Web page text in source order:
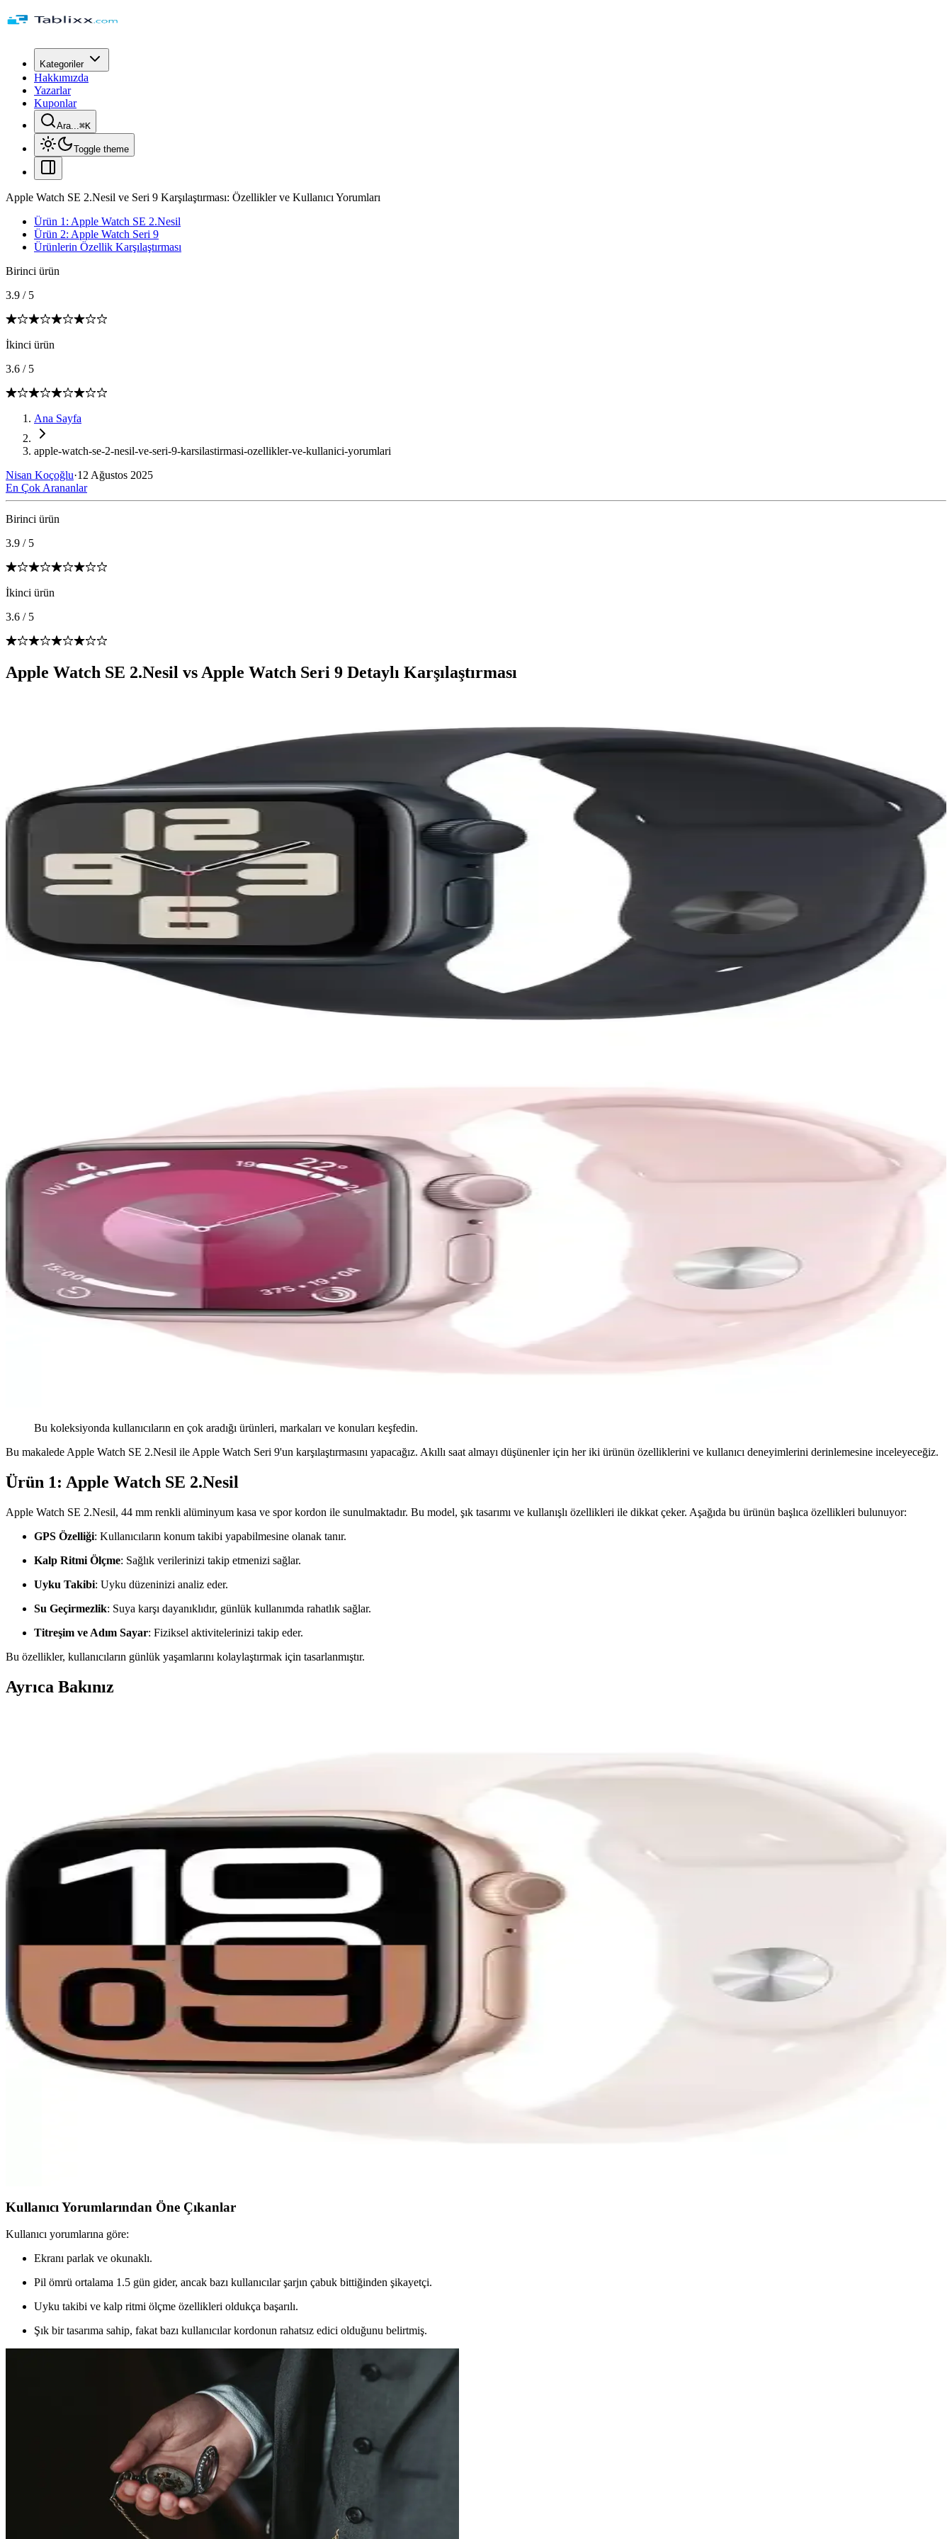
Kategoriler
Hakkımızda
Yazarlar
Kuponlar
Ara...⌘K
Toggle theme
Apple Watch SE 2.Nesil ve Seri 9 Karşılaştırması: Özellikler ve Kullanıcı Yorumları
Ürün 1: Apple Watch SE 2.Nesil
Ürün 2: Apple Watch Seri 9
Ürünlerin Özellik Karşılaştırması
Birinci ürün
3.9 / 5
İkinci ürün
3.6 / 5
Ana Sayfa
apple-watch-se-2-nesil-ve-seri-9-karsilastirmasi-ozellikler-ve-kullanici-yorumlari
Nisan Koçoğlu·12 Ağustos 2025
En Çok Arananlar
Birinci ürün
3.9 / 5
İkinci ürün
3.6 / 5
Apple Watch SE 2.Nesil vs Apple Watch Seri 9 Detaylı Karşılaştırması
Bu koleksiyonda kullanıcıların en çok aradığı ürünleri, markaları ve konuları keşfedin.
Bu makalede Apple Watch SE 2.Nesil ile Apple Watch Seri 9'un karşılaştırmasını yapacağız. Akıllı saat almayı düşünenler için her iki ürünün özelliklerini ve kullanıcı deneyimlerini derinlemesine inceleyeceğiz.
Ürün 1: Apple Watch SE 2.Nesil
Apple Watch SE 2.Nesil, 44 mm renkli alüminyum kasa ve spor kordon ile sunulmaktadır. Bu model, şık tasarımı ve kullanışlı özellikleri ile dikkat çeker. Aşağıda bu ürünün başlıca özellikleri bulunuyor:
GPS Özelliği: Kullanıcıların konum takibi yapabilmesine olanak tanır.
Kalp Ritmi Ölçme: Sağlık verilerinizi takip etmenizi sağlar.
Uyku Takibi: Uyku düzeninizi analiz eder.
Su Geçirmezlik: Suya karşı dayanıklıdır, günlük kullanımda rahatlık sağlar.
Titreşim ve Adım Sayar: Fiziksel aktivitelerinizi takip eder.
Bu özellikler, kullanıcıların günlük yaşamlarını kolaylaştırmak için tasarlanmıştır.
Ayrıca Bakınız
Huawei Gt Serisi Akıllı Saatler İçin Silikon ve Hakiki Deri Kordon Karşılaştırması
Bu makalede Huawei Gt serisi akıllı saatler için silikon ve hakiki deri kordonların özellikleri, avantajları ve kullanıcı deneyimleri detaylı şekilde karşılaştırılıyor.
Philips S1 Pro ve TCL MT46X Çocuk Akıllı Saatleri Karşılaştırması
Philips S1 Pro ve TCL MT46X çocuk akıllı saatleri arasındaki farkları keşfedin. Tasarım, özellikler ve kullanıcı deneyimi açısından detaylı karşılaştırma ile en iyi seçimi yapın.
Çocuk Akıllı Saatleri Karşılaştırması: Bilicra Connect Aegen Blue ve TCL MT46X Özellikleri
Bilicra Connect Aegen Blue ve TCL MT46X çocuk akıllı saatleri özellikleri, kullanıcı deneyimleri ve performanslarıyla detaylı karşılaştırıyoruz.
Çocuk Güvenliği ve Konum Takibi İçin En İyi Akıllı Saatler Karşılaştırması
İki popüler çocuk saati olan SmartBaby Q19 LBS ve TCL MT40XP Movetime'in özelliklerini ve kullanıcı yorumlarını detaylıca karşılaştırıyoruz.
Huawei WATCH 4 PRO ve Watch Fit 4 Pro Karşılaştırması: Özellikler ve Performans Analizi
İki Huawei akıllı saatin detaylı karşılaştırmasıyla tasarım, sağlık, spor ve pil ömrü gibi önemli özellikleri değerlendirin.
Huawei GT Serisi Akıllı Saatler Karşılaştırması: Tasarım, Konfor ve Dayanıklılık Analizi
Huawei GT ve GT2 modelleri ile GT4 ve GT2 Pro modellerinin tasarım, malzeme, konfor ve dayanıklılık özellikleri detaylı karşılaştırması. Kullanıcı yorumlarıyla gerçek deneyimler ve tercih edilme nedenleri
Apple Watch Series 10 GPS Modelleri 42 mm ve 46 mm Karşılaştırması
Kullanıcı Yorumlarından Öne Çıkanlar
Kullanıcı yorumlarına göre:
Ekranı parlak ve okunaklı.
Pil ömrü ortalama 1.5 gün gider, ancak bazı kullanıcılar şarjın çabuk bittiğinden şikayetçi.
Uyku takibi ve kalp ritmi ölçme özellikleri oldukça başarılı.
Şık bir tasarıma sahip, fakat bazı kullanıcılar kordonun rahatsız edici olduğunu belirtmiş.